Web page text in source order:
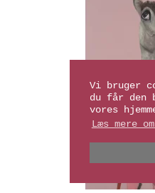
Vi bruger
du får den
vores
Læs mere